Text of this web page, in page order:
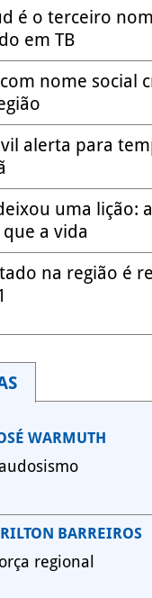
é o terceiro
em TB
nome social
alerta para
uma lição:
a vida
na região é
WARMUTH
BARREIROS
regional